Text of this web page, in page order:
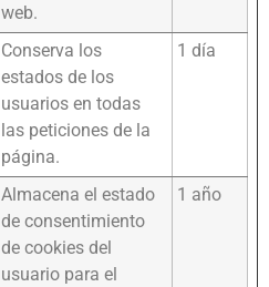
web.
Conserva los
estados de los
usuarios en todas
las peticiones de la
página.
1 día
Almacena el estado
de consentimiento
de cookies del
usuario para el
1 año